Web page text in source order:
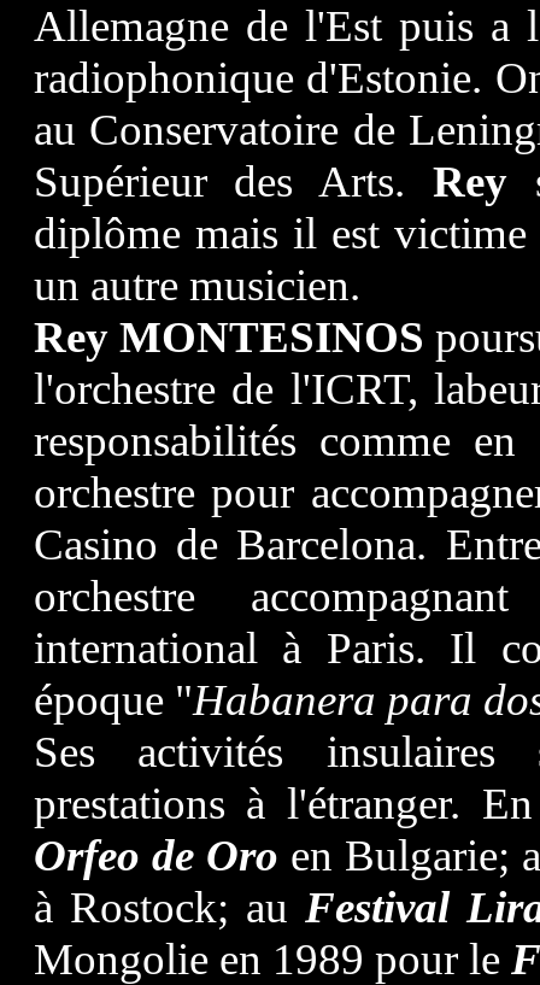
Allemagne de l'Est puis a
radiophonique d'Estonie.
au Conservatoire de
Supérieur des Arts.Rey
diplôme mais il est
un autre musicien.
Rey MONTESINOS
l'orchestre de l'ICRT,
responsabilités comme
orchestre pour
Casino de Barcelona.
orchestre
international à Paris. Il
époque "Habanera para
Ses activités insulaires
prestations à l'étranger.
Orfeo de Oro en Bulgarie;
à Rostock; auFestival
Mongolie en 1989 pour le